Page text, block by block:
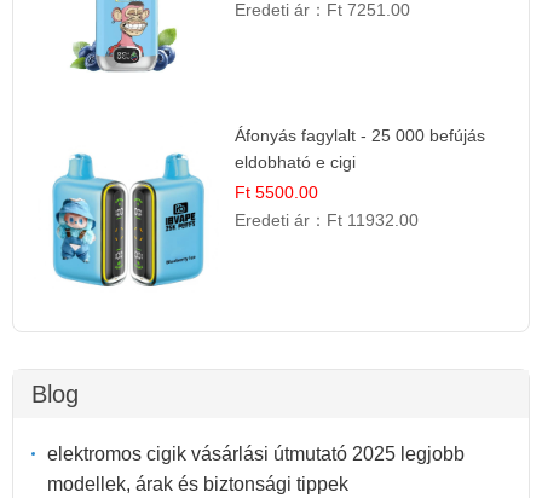
Eredeti ár： Ft 7251.00
Áfonyás fagylalt - 25 000 befújás
eldobható e cigi
Ft 5500.00
Eredeti ár： Ft 11932.00
Blog
elektromos cigik vásárlási útmutató 2025 legjobb
modellek, árak és biztonsági tippek